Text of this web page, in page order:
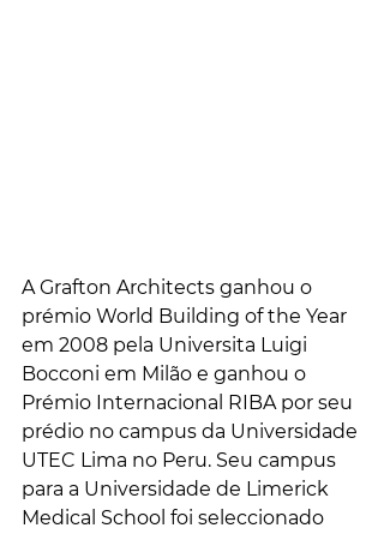
A Grafton Architects ganhou o
prémio World Building of the Year
em 2008 pela Universita Luigi
Bocconi em Milão e ganhou o
Prémio Internacional RIBA por seu
prédio no campus da Universidade
UTEC Lima no Peru. Seu campus
para a Universidade de Limerick
Medical School foi seleccionado